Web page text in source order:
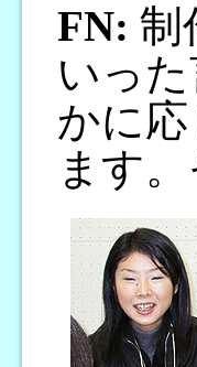
FN: 制
いっ
かに
ます